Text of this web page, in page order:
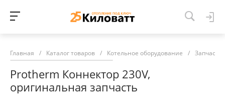
Главная / Каталог товаров / Котельное оборудование / Запчасти
Protherm Коннектор 230V,
оригинальная запчасть